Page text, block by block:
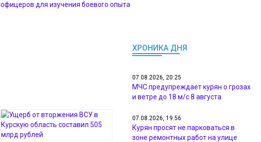
офицеров для изучения боевого опыта
ХРОНИКА ДНЯ
07.08.2026, 20:25
МЧС предупреждает курян о грозах
и ветре до 18 м/с 8 августа
07.08.2026, 19:56
Курян просят не парковаться в
зоне ремонтных работ на улице